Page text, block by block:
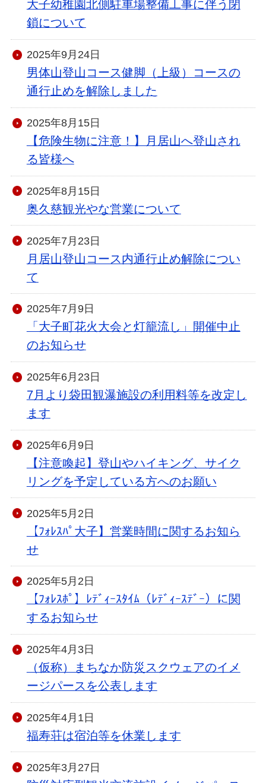
大子幼稚園北側駐車場整備工事に伴う閉
鎖について
2025年9月24日
男体山登山コース健脚（上級）コースの
通行止めを解除しました
2025年8月15日
【危険生物に注意！】月居山へ登山され
る皆様へ
2025年8月15日
奥久慈観光やな営業について
2025年7月23日
月居山登山コース内通行止め解除につい
て
2025年7月9日
「大子町花火大会と灯籠流し」開催中止
のお知らせ
2025年6月23日
7月より袋田観瀑施設の利用料等を改定し
ます
2025年6月9日
【注意喚起】登山やハイキング、サイク
リングを予定している方へのお願い
2025年5月2日
【ﾌｫﾚｽﾊﾟ大子】営業時間に関するお知ら
せ
2025年5月2日
【ﾌｫﾚｽﾎﾟ】ﾚﾃﾞｨｰｽﾀｲﾑ（ﾚﾃﾞｨｰｽﾃﾞｰ）に関
するお知らせ
2025年4月3日
（仮称）まちなか防災スクウェアのイメ
ージパースを公表します
2025年4月1日
福寿荘は宿泊等を休業します
2025年3月27日